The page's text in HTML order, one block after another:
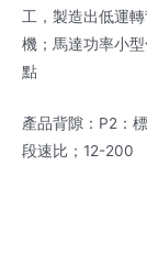
工，製造出低運
機；馬達功率小
點
產品背隙：P2
段速比；12-200